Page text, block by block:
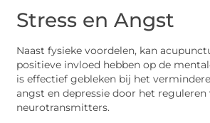
Stress en Angst
Naast fysieke voordelen, kan
positieve invloed hebben op de
is effectief gebleken bij het
angst en depressie door het
neurotransmitters.